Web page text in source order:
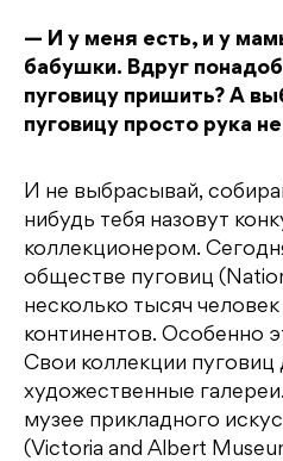
— И у меня есть, и у
бабушки. Вдруг
пуговицу пришить? А
пуговицу просто рука
И не выбрасывай,
нибудь тебя назовут
коллекционером.
обществе пуговиц
несколько тысяч
континентов. Особенно
Свои коллекции пуговиц
художественные
музее прикладного
(Victoria and Albert